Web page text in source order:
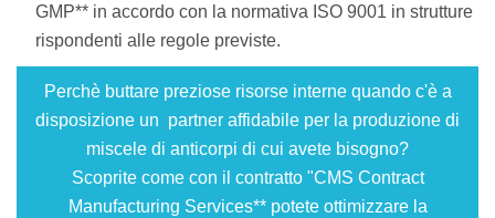
GMP** in accordo con la normativa ISO 9001 in strutture
rispondenti alle regole previste.
Perchè buttare preziose risorse interne quando c'è a
disposizione un partner affidabile per la produzione di
miscele di anticorpi di cui avete bisogno?
Scoprite come con il contratto "CMS Contract
Manufacturing Services** potete ottimizzare la